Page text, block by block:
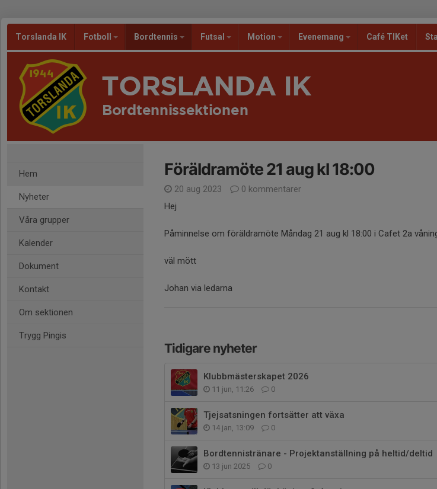
Torslanda IK Fotboll Bordtennis Futsal Motion Evenemang Café TIKet
TORSLANDA IK
Bordtennissektionen
Hem
Nyheter
Våra grupper
Kalender
Dokument
Kontakt
Om sektionen
Trygg Pingis
Föräldramöte 21 aug kl 18:00
20 aug 2023
0 kommentarer
Hej
Påminnelse om föräldramöte Måndag 21 aug kl 18:00 i Cafet 2a
väl mött
Johan via ledarna
Tidigare nyheter
Klubbmästerskapet 2026
11 jun, 11:26 0
Tjejsatsningen fortsätter att växa
14 jan, 13:09 0
Bordtennistränare - Projektanställning på heltid/deltid
13 jun 2025 0